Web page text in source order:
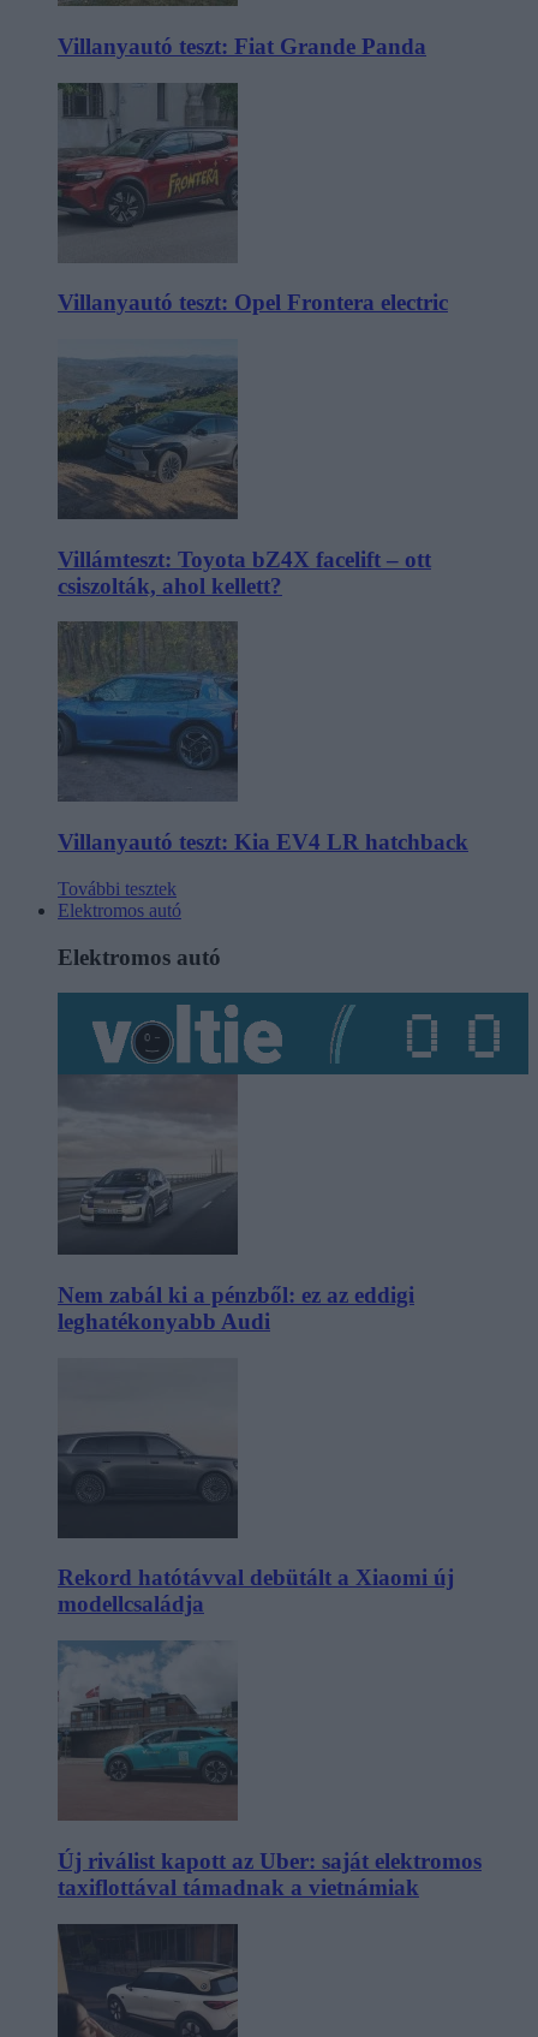
Villanyautó teszt: Fiat Grande Panda
Villanyautó teszt: Opel Frontera electric
Villámteszt: Toyota bZ4X facelift – ott
csiszolták, ahol kellett?
Villanyautó teszt: Kia EV4 LR hatchback
További tesztek
Elektromos autó
Elektromos autó
Nem zabál ki a pénzből: ez az eddigi
leghatékonyabb Audi
Rekord hatótávval debütált a Xiaomi új
modellcsaládja
Új riválist kapott az Uber: saját elektromos
taxiflottával támadnak a vietnámiak